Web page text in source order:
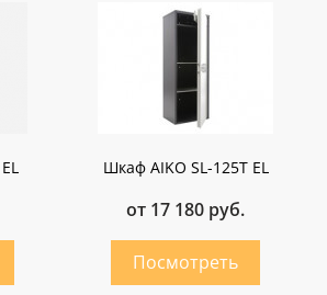
Шкаф AIKO SL-125Т EL
от 17 180 руб.